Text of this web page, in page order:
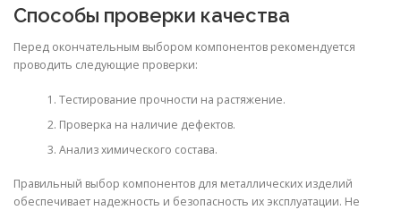
Способы проверки качества
Перед окончательным выбором компонентов рекомендуется
проводить следующие проверки:
Тестирование прочности на растяжение.
Проверка на наличие дефектов.
Анализ химического состава.
Правильный выбор компонентов для металлических изделий
обеспечивает надежность и безопасность их эксплуатации. Не